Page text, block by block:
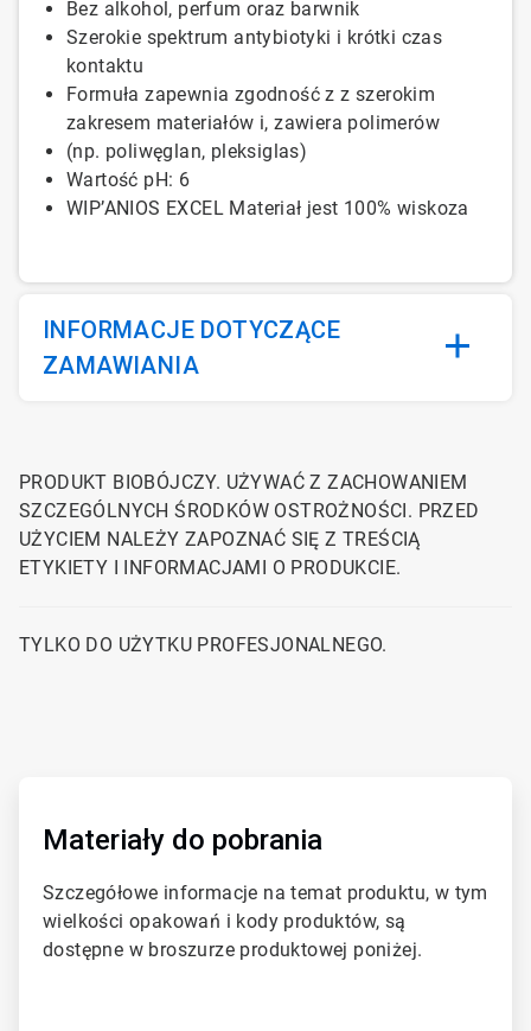
Bez alkohol, perfum oraz barwnik
Szerokie spektrum antybiotyki i krótki czas
kontaktu
Formułazapewnia zgodnośćz zszerokim
zakresem materiałów i,zawiera polimerów
(np. poliwęglan, pleksiglas)
Wartość pH: 6
WIP’ANIOS EXCEL Materiał jest 100% wiskoza
INFORMACJE DOTYCZĄCE
ZAMAWIANIA
PRODUKT BIOBÓJCZY. UŻYWAĆ Z ZACHOWANIEM
SZCZEGÓLNYCH ŚRODKÓW OSTROŻNOŚCI. PRZED
UŻYCIEM NALEŻY ZAPOZNAĆ SIĘ Z TREŚCIĄ
ETYKIETY I INFORMACJAMI O PRODUKCIE.
TYLKO DO UŻYTKU PROFESJONALNEGO.
Materiały do pobrania
Szczegółowe informacje na temat produktu, w tym
wielkości opakowań i kody produktów, są
dostępne w broszurze produktowej poniżej.